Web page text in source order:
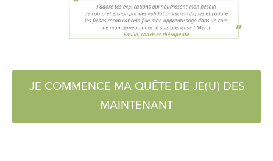
JE COMMENCE MA QUÊTE DE JE(U) DES
MAINTENANT